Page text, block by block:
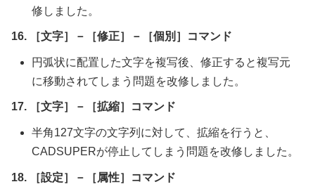
修しました。
16. ［文字］－［修正］－［個別］コマンド
円弧状に配置した文字を複写後、修正すると複写元
に移動されてしまう問題を改修しました。
17. ［文字］－［拡縮］コマンド
半角127文字の文字列に対して、拡縮を行うと、
CADSUPERが停止してしまう問題を改修しました。
18. ［設定］－［属性］コマンド